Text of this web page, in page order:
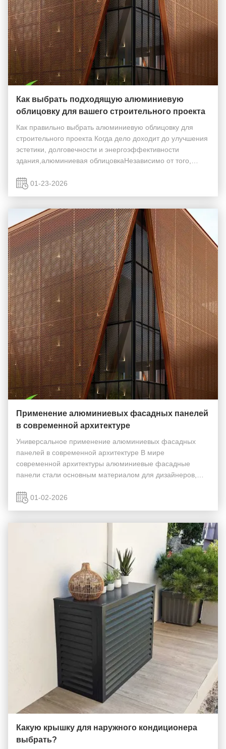
Как выбрать подходящую алюминиевую
облицовку для вашего строительного проекта
Как правильно выбрать алюминиевую облицовку для
строительного проекта Когда дело доходит до улучшения
эстетики, долговечности и энергоэффективности
здания,алюминиевая облицовкаНезависимо от того,
выбор правильного алюминиевого облицовочного
01-23-2026
Применение алюминиевых фасадных панелей
в современной архитектуре
Универсальное применение алюминиевых фасадных
панелей в современной архитектуре В мире
современной архитектуры алюминиевые фасадные
панели стали основным материалом для дизайнеров,
функциональности и эстетической привлекательности.
01-02-2026
Какую крышку для наружного кондиционера
выбрать?